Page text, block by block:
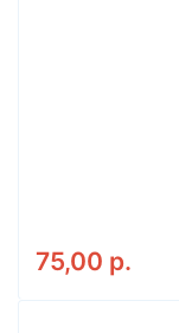
75,00 р.